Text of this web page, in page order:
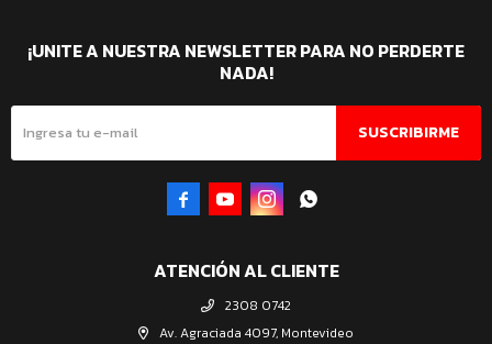
ATENCIÓN AL CLIENTE
2308 0742
Av. Agraciada 4097, Montevideo
¡UNITE A NUESTRA NEWSLETTER PARA NO PERDERTE
NADA!
SUSCRIBIRME
   